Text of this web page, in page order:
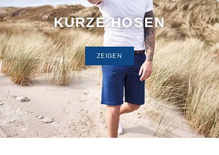
KURZE HOSEN
ZEIGEN